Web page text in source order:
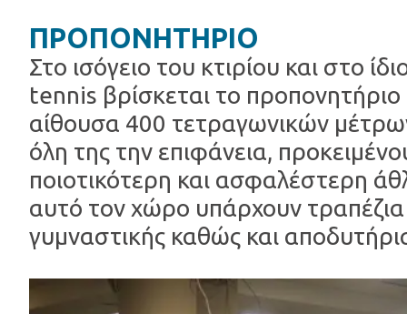
ΠΡΟΠΟΝΗΤΗΡΙΟ
Στο ισόγειο του κτιρίου και στο
tennis βρίσκεται το
αίθουσα 400 τετραγωνικών
όλη της την επιφάνεια,
ποιοτικότερη και ασφαλέστερη
αυτό τον χώρο υπάρχουν
γυμναστικής καθώς και